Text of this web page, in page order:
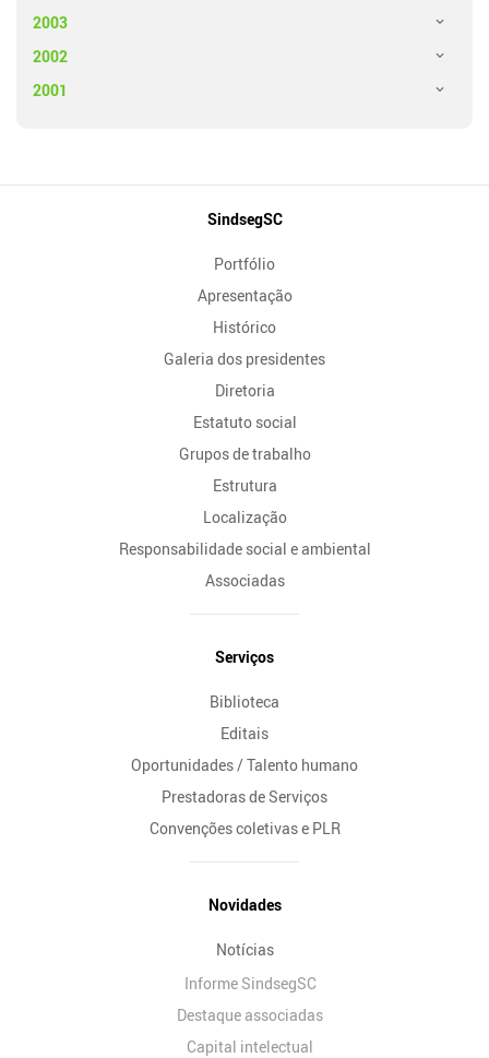
2003
2002
2001
SindsegSC
Portfólio
Apresentação
Histórico
Galeria dos presidentes
Diretoria
Estatuto social
Grupos de trabalho
Estrutura
Localização
Responsabilidade social e ambiental
Associadas
Serviços
Biblioteca
Editais
Oportunidades / Talento humano
Prestadoras de Serviços
Convenções coletivas e PLR
Novidades
Notícias
Informe SindsegSC
Destaque associadas
Capital intelectual